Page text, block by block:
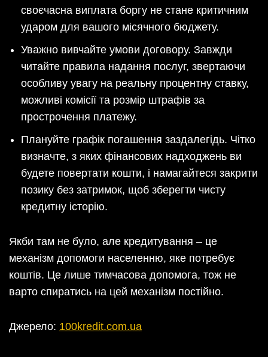
своєчасна виплата боргу не стане критичним
ударом для вашого місячного бюджету.
Уважно вивчайте умови договору. Завжди
читайте правила надання послуг, звертаючи
особливу увагу на реальну процентну ставку,
можливі комісії та розмір штрафів за
прострочення платежу.
Плануйте графік погашення заздалегідь. Чітко
визначте, з яких фінансових надходжень ви
будете повертати кошти, і намагайтеся закрити
позику без затримок, щоб зберегти чисту
кредитну історію.
Якби там не було, але кредитування – це
механізм допомоги населенню, яке потребує
коштів. Це лише тимчасова допомога, тож не
варто спиратись на цей механізм постійно.
Джерело: 100kredit.com.ua